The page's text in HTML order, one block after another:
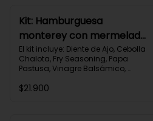
Proteínas 31g
Kit: Hamburguesa
monterey con mermelada
de chalota y mayonesa de
ajo-66
El kit incluye: Diente de Ajo, Cebolla
Chalota, Fry Seasoning, Papa
Pastusa, Vinagre Balsámico,
(125g/p), Pan Hamburguesa, Salsa
$21.900